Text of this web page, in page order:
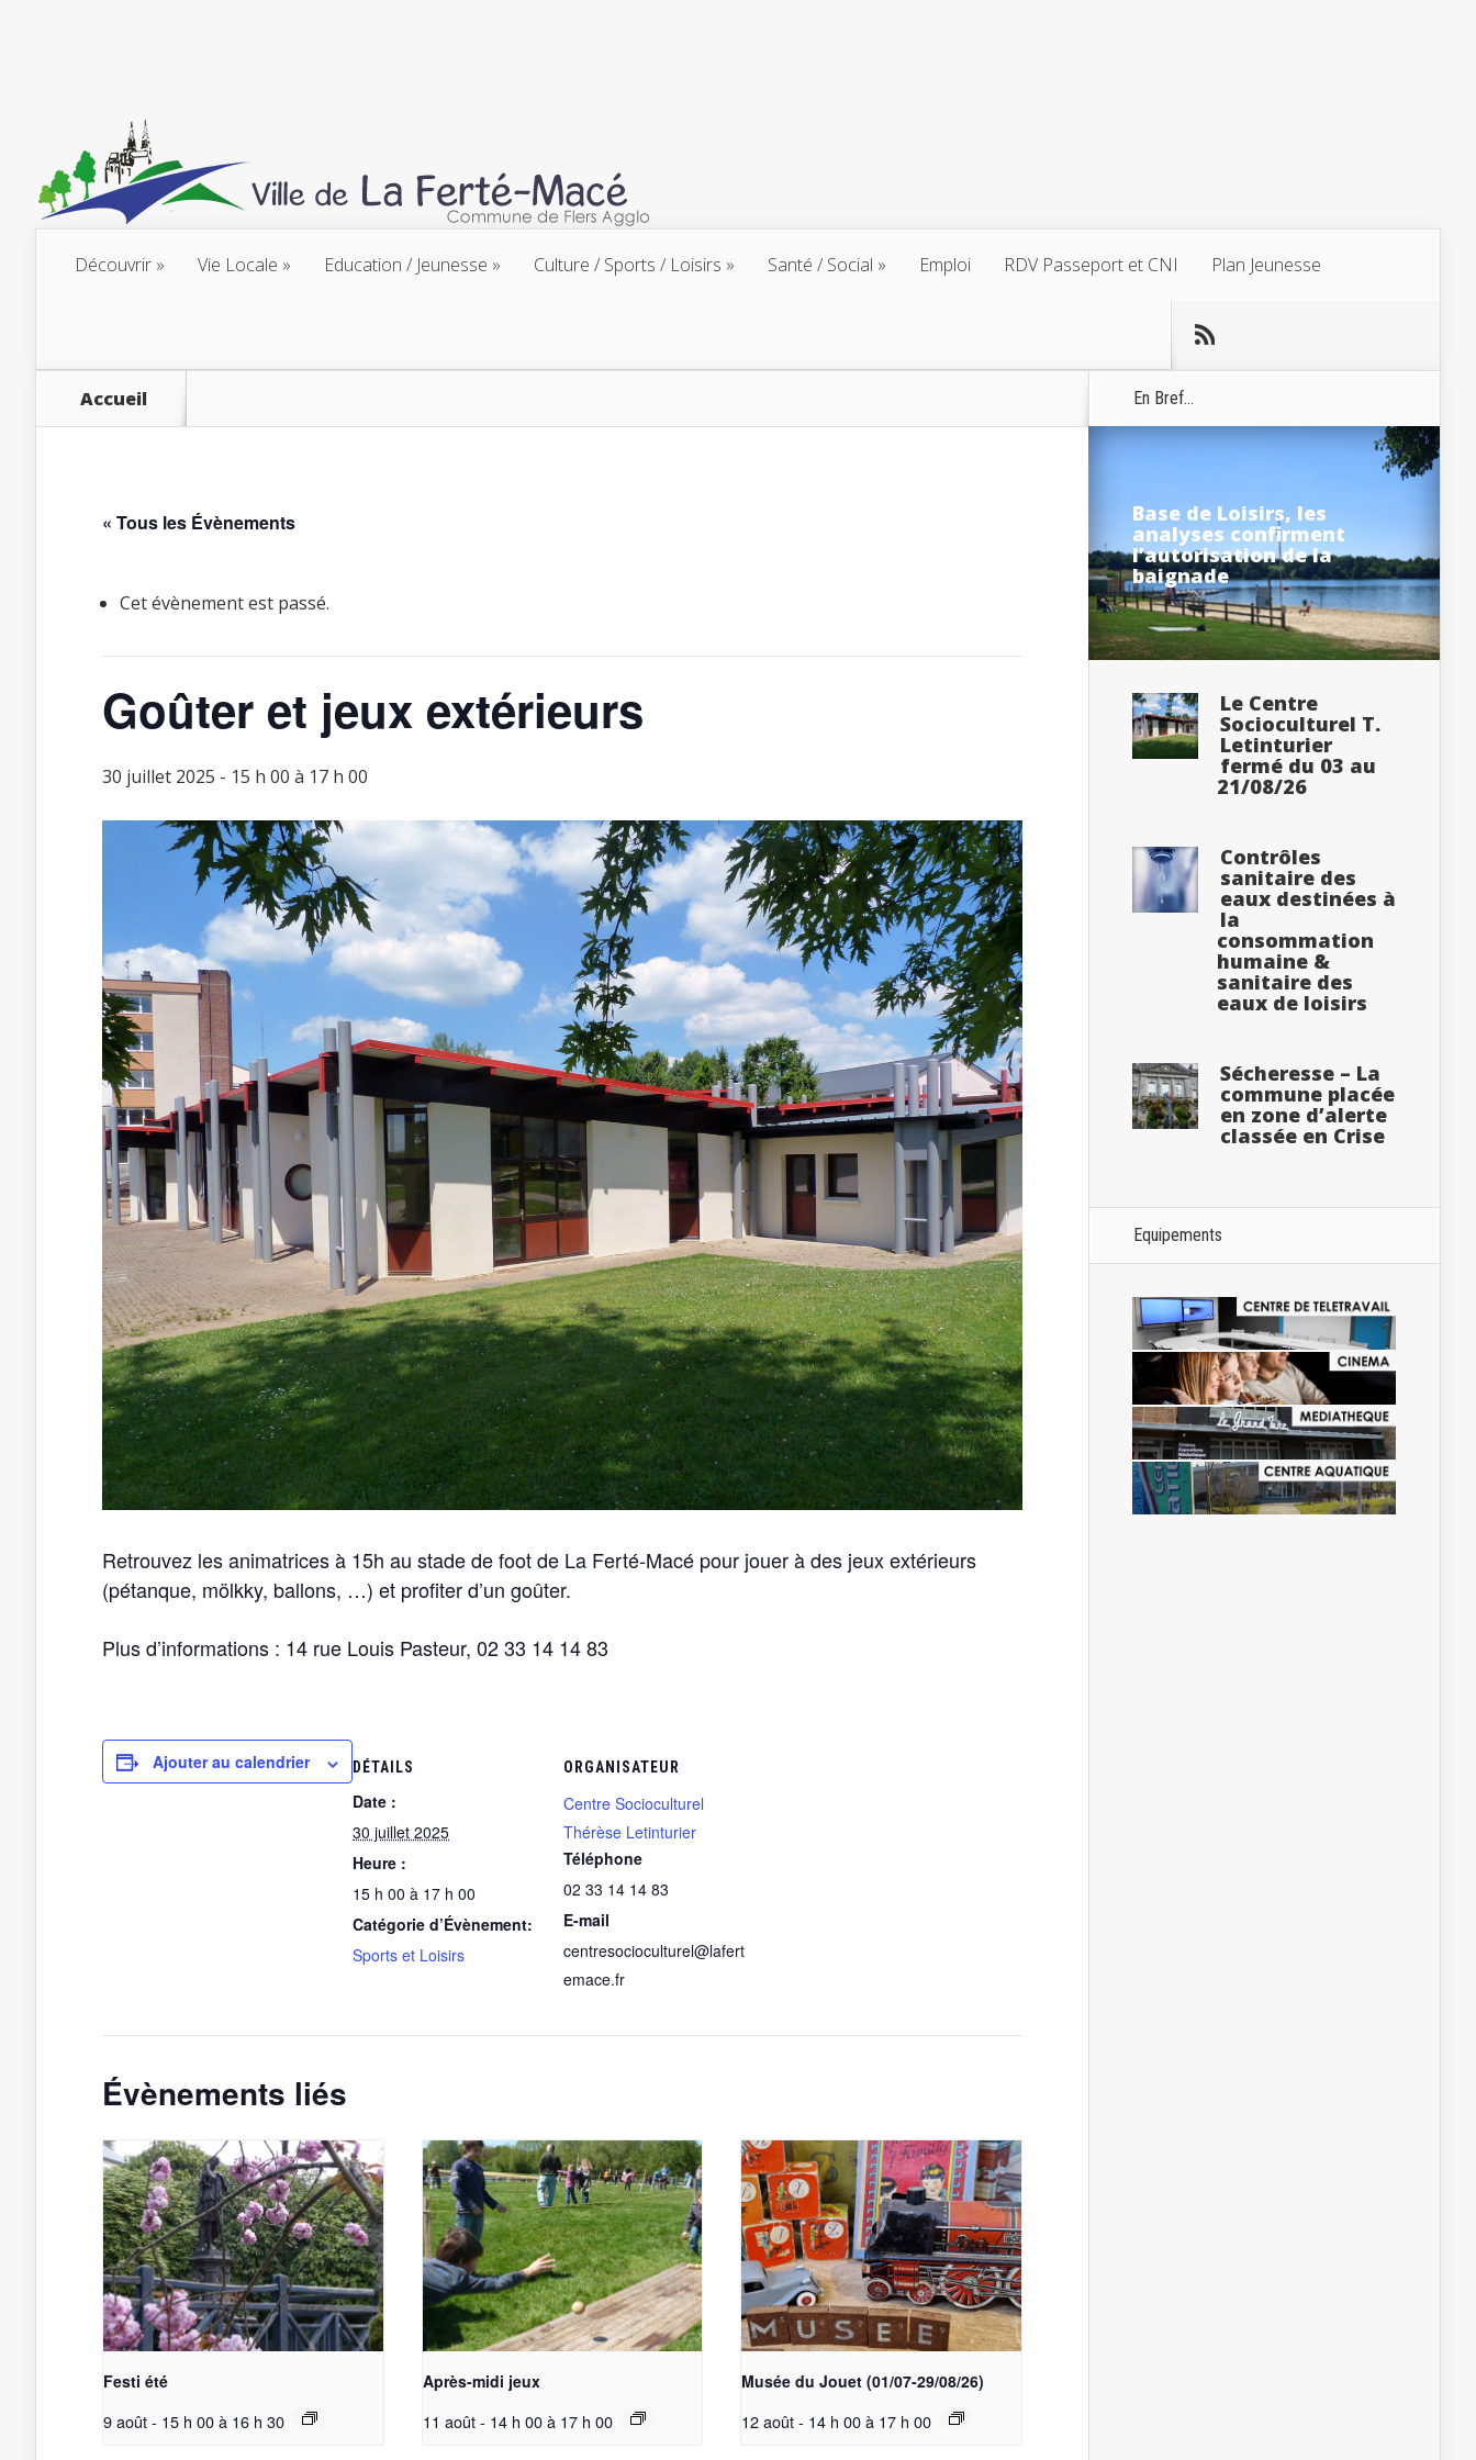
Découvrir Vie Locale Education / Jeunesse Culture / Sports / Loisirs Santé / Social Emploi RDV Passeport et CNI Plan Jeunesse
Accueil
« Tous les Évènements
Cet évènement est passé.
Goûter et jeux extérieurs
30 juillet 2025 - 15 h 00 à 17 h 00
Retrouvez les animatrices à 15h au stade de foot de La Ferté-Macé pour jouer à des jeux extérieurs
(pétanque, mölkky, ballons, …) et profiter d’un goûter.
Plus d’informations : 14 rue Louis Pasteur, 02 33 14 14 83
Ajouter au calendrier DÉTAILS
Date :
30 juillet 2025
Heure :
15 h 00 à 17 h 00
Catégorie d’Évènement:
Sports et Loisirs
ORGANISATEUR
Centre Socioculturel
Thérèse Letinturier
Téléphone
02 33 14 14 83
E-mail
centresocioculturel@lafert
emace.fr
Évènements liés
Festi été
9 août - 15 h 00à 16 h 30
Après-midi jeux
11 août - 14 h 00 à 17 h 00
Musée du Jouet (01/07-29/08/26)
12 août - 14 h 00à 17 h 00
En Bref...
Base de Loisirs, les
analyses confirment
l’autorisation de la
baignade
Le Centre
Socioculturel T.
Letinturier
fermé du 03 au
21/08/26
Contrôles
sanitaire des
eaux destinées à
la
consommation
humaine &
sanitaire des
eaux de loisirs
Sécheresse – La
commune placée
en zone d’alerte
classée en Crise
Equipements